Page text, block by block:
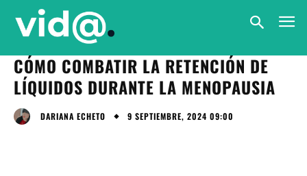
CÓMO COMBATIR LA RETENCIÓN DE
LÍQUIDOS DURANTE LA MENOPAUSIA
DARIANA ECHETO 9 SEPTIEMBRE, 2024 09:00